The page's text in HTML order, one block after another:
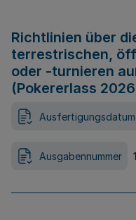
Richtlinien über
terrestrischen,
oder -turnieren
(Pokererlass
Ausfertigungsdatum
Ausgabennummer